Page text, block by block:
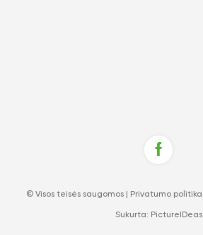
© Visos teisės saugomos | Privatumo politika
Sukurta: PictureIDeas